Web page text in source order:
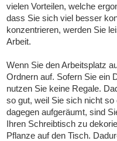
vielen Vorteilen, welche
dass Sie sich viel besser
konzentrieren, werden Sie
Arbeit.
Wenn Sie den Arbeitsplatz
Ordnern auf. Sofern Sie ein
nutzen Sie keine Regale.
so gut, weil Sie sich nicht
dagegen aufgeräumt, sind
Ihren Schreibtisch zu
Pflanze auf den Tisch.